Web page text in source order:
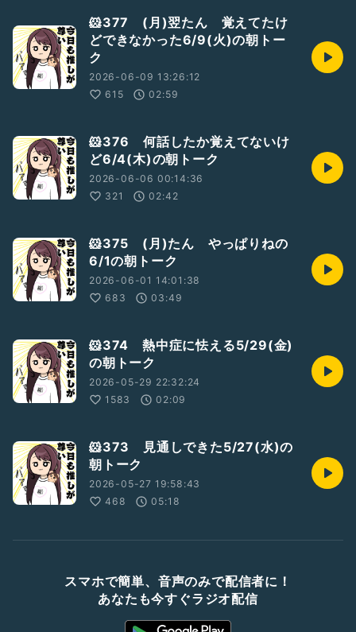
🐹377 (月)翌たん 覚えてたけ
どできなかった6/9(火)の朝トー
ク
2026-06-09 13:26:12
615
02:59
🐹376 何話したか覚えてないけ
ど6/4(木)の朝トーク
2026-06-06 00:14:36
321
02:42
🐹375 (月)たん やっぱりねの
6/1の朝トーク
2026-06-01 14:01:38
683
03:49
🐹374 熱中症に怯える5/29(金)
の朝トーク
2026-05-29 22:32:24
1583
02:09
🐹373 見通しできた5/27(水)の
朝トーク
2026-05-27 19:58:43
468
05:18
スマホで簡単、音声のみで配信者に！
あなたも今すぐラジオ配信